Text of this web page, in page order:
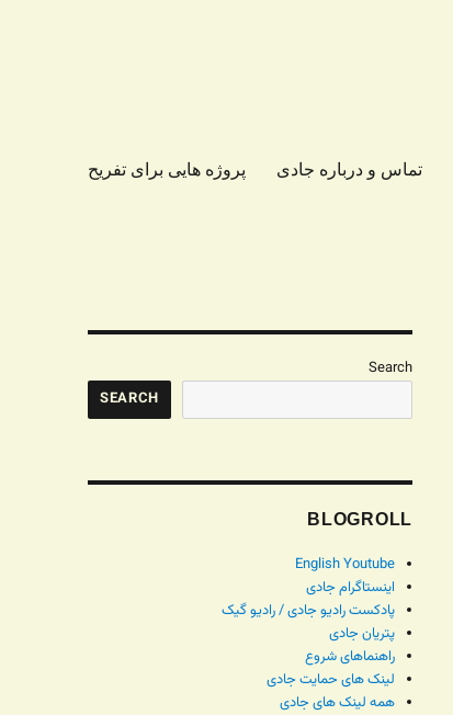
تماس و درباره جادی پروژه هایی برای تفریح
Search
SEARCH
BLOGROLL
English Youtube
اینستاگرام جادی
پادکست رادیو جادی / رادیو گیک
پتریان جادی
راهنماهای شروع
لینک های حمایت جادی
همه لینک های جادی